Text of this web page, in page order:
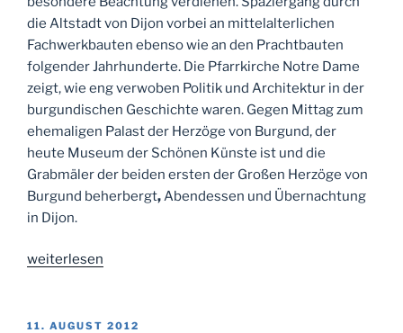
die Altstadt von Dijon vorbei an mittelalterlichen
Fachwerkbauten ebenso wie an den Prachtbauten
folgender Jahrhunderte. Die Pfarrkirche Notre Dame
zeigt, wie eng verwoben Politik und Architektur in der
burgundischen Geschichte waren. Gegen Mittag zum
ehemaligen Palast der Herzöge von Burgund, der
heute Museum der Schönen Künste ist und die
Grabmäler der beiden ersten der Großen Herzöge von
Burgund beherbergt,Abendessen und Übernachtung
in Dijon.
„Inspiration
weiterlesen
VERÖFFENTLICHT
11. AUGUST 2012